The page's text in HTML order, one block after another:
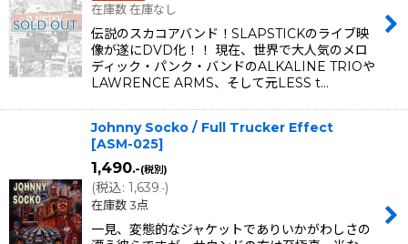
在庫数 在庫なし
伝説のスカコアバンド！SLAPSTICKのライブ映
像が遂にDVD化！！ 現在、世界で大人気のメロ
ディック・パンク・バンドのALKALINE TRIOや
LAWRENCE ARMS、そして元LESS t…
Johnny Socko / Full Trucker Effect
[ASM-025]
1,490.-(税別)
(税込: 1,639.-)
在庫数 3点
一見、変態的なジャケットでありいかがわしさの